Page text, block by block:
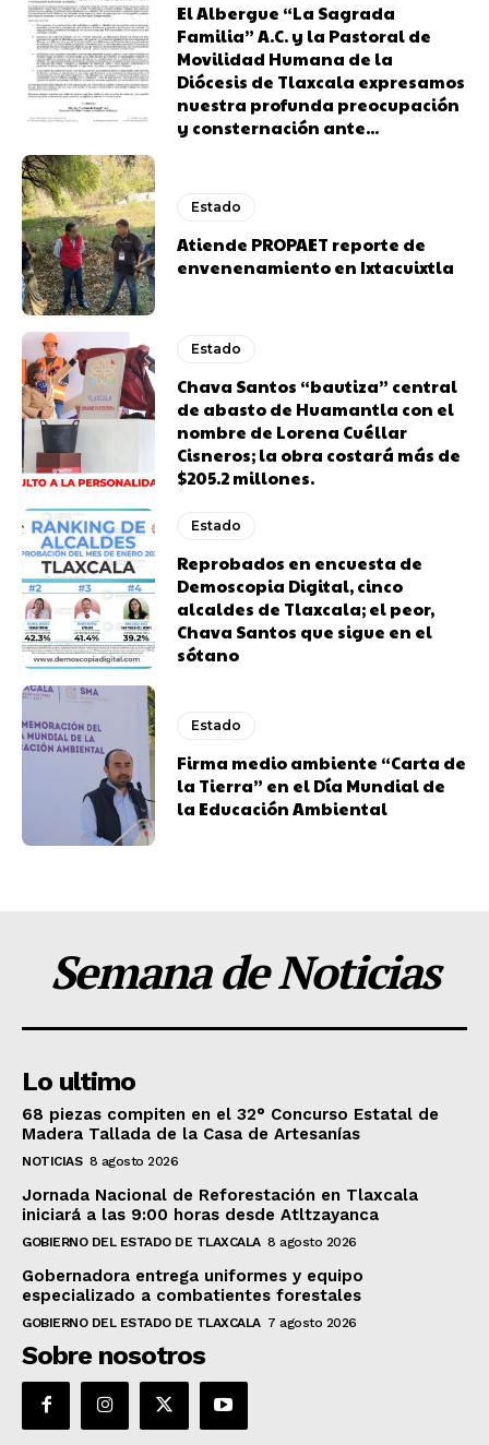
El Albergue “La Sagrada
Familia” A.C. y la Pastoral de
Movilidad Humana de la
Diócesis de Tlaxcala expresamos
nuestra profunda preocupación
y consternación ante...
Estado
Atiende PROPAET reporte de
envenenamiento en Ixtacuixtla
Estado
Chava Santos “bautiza” central
de abasto de Huamantla con el
nombre de Lorena Cuéllar
Cisneros; la obra costará más de
$205.2 millones.
Estado
Reprobados en encuesta de
Demoscopia Digital, cinco
alcaldes de Tlaxcala; el peor,
Chava Santos que sigue en el
sótano
Estado
Firma medio ambiente “Carta de
la Tierra” en el Día Mundial de
la Educación Ambiental
Semana de Noticias
Lo ultimo
68 piezas compiten en el 32° Concurso Estatal de
Madera Tallada de la Casa de Artesanías
NOTICIAS 8 agosto 2026
Jornada Nacional de Reforestación en Tlaxcala
iniciará a las 9:00 horas desde Atltzayanca
GOBIERNO DEL ESTADO DE TLAXCALA 8 agosto 2026
Gobernadora entrega uniformes y equipo
especializado a combatientes forestales
GOBIERNO DEL ESTADO DE TLAXCALA 7 agosto 2026
Sobre nosotros